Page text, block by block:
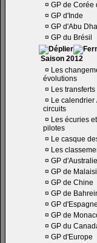
¤ GP de Corée
¤ GP d'Inde
¤ GP d'Abu
¤ GP du Brésil
Saison 2012
¤ Les
évolutions
¤ Les transferts
¤ Le calendrier
circuits
¤ Les écuries
pilotes
¤ Le casque
¤ Les
¤ GP d'Australie
¤ GP de
¤ GP de Chine
¤ GP de
¤ GP d'Espagne
¤ GP de
¤ GP du
¤ GP d'Europe